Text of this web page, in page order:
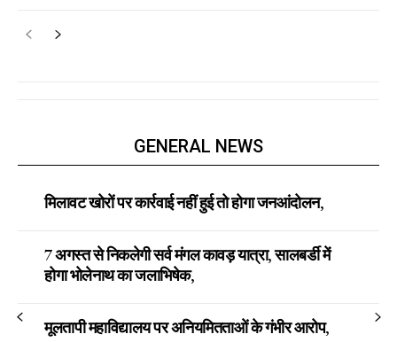
GENERAL NEWS
मिलावट खोरों पर कार्रवाई नहीं हुई तो होगा जनआंदोलन,
7 अगस्त से निकलेगी सर्व मंगल कावड़ यात्रा, सालबर्डी में
होगा भोलेनाथ का जलाभिषेक,
मूलतापी महाविद्यालय पर अनियमितताओं के गंभीर आरोप,